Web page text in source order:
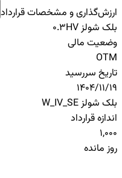
ارزش‌گذاری و مشخصات قرارداد
بلک شولز HV
0.3
وضعیت مالی
OTM
تاریخ سررسید
1404/11/19
بلک شولز W_IV_SE
اندازه قرارداد
1,000
روز مانده